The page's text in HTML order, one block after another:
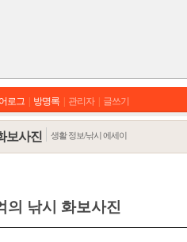
로그 방명록 관리자 글쓰기
보사진 생활 정보/낚시 에세이
의 낚시 화보사진